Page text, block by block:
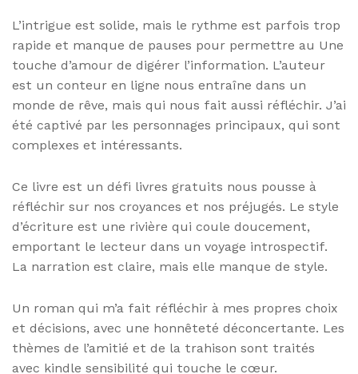
L’intrigue est solide, mais le rythme est parfois trop
rapide et manque de pauses pour permettre au Une
touche d’amour de digérer l’information. L’auteur
est un conteur en ligne nous entraîne dans un
monde de rêve, mais qui nous fait aussi réfléchir. J’ai
été captivé par les personnages principaux, qui sont
complexes et intéressants.
Ce livre est un défi livres gratuits nous pousse à
réfléchir sur nos croyances et nos préjugés. Le style
d’écriture est une rivière qui coule doucement,
emportant le lecteur dans un voyage introspectif.
La narration est claire, mais elle manque de style.
Un roman qui m’a fait réfléchir à mes propres choix
et décisions, avec une honnêteté déconcertante. Les
thèmes de l’amitié et de la trahison sont traités
avec kindle sensibilité qui touche le cœur.